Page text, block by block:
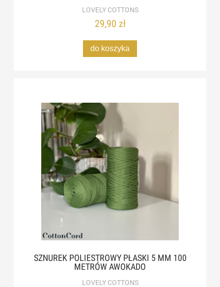
LOVELY COTTONS
29,90 zł
do koszyka
SZNUREK POLIESTROWY PŁASKI 5 MM 100
METRÓW AWOKADO
LOVELY COTTONS